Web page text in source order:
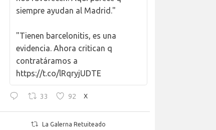
siempre ayudan al Madrid."
"Tienen barcelonitis, es una
evidencia. Ahora critican q
contratáramos a
https://t.co/lRqryjUDTE
33 92 X
La Galerna Retuiteado